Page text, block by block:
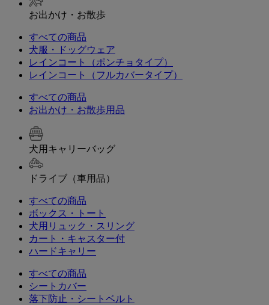
お出かけ・お散歩
すべての商品
犬服・ドッグウェア
レインコート（ポンチョタイプ）
レインコート（フルカバータイプ）
すべての商品
お出かけ・お散歩用品
犬用キャリーバッグ
ドライブ（車用品）
すべての商品
ボックス・トート
犬用リュック・スリング
カート・キャスター付
ハードキャリー
すべての商品
シートカバー
落下防止・シートベルト